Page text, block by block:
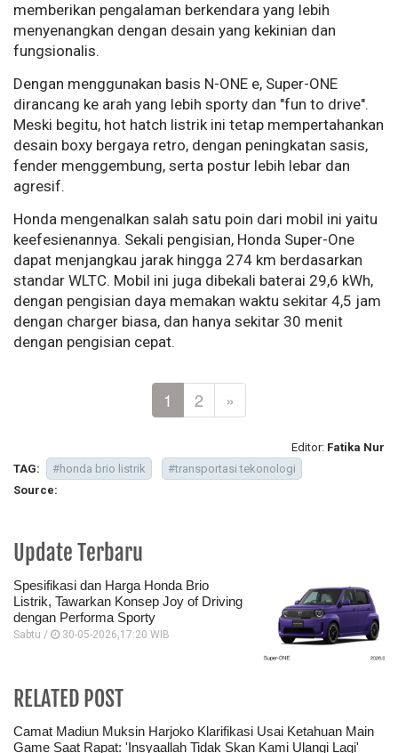
memberikan pengalaman berkendara yang lebih
menyenangkan dengan desain yang kekinian dan
fungsionalis.
Dengan menggunakan basis N-ONE e, Super-ONE
dirancang ke arah yang lebih sporty dan "fun to drive".
Meski begitu, hot hatch listrik ini tetap mempertahankan
desain boxy bergaya retro, dengan peningkatan sasis,
fender menggembung, serta postur lebih lebar dan
agresif.
Honda mengenalkan salah satu poin dari mobil ini yaitu
keefesienannya. Sekali pengisian, Honda Super-One
dapat menjangkau jarak hingga 274 km berdasarkan
standar WLTC. Mobil ini juga dibekali baterai 29,6 kWh,
dengan pengisian daya memakan waktu sekitar 4,5 jam
dengan charger biasa, dan hanya sekitar 30 menit
dengan pengisian cepat.
1 2 »
Editor: Fatika Nur
TAG:
#honda brio listrik
#transportasi tekonologi
Source:
Update Terbaru
Spesifikasi dan Harga Honda Brio
Listrik, Tawarkan Konsep Joy of Driving
dengan Performa Sporty
Sabtu / 30-05-2026,17:20 WIB
RELATED POST
Camat Madiun Muksin Harjoko Klarifikasi Usai Ketahuan Main
Game Saat Rapat: 'Insyaallah Tidak Skan Kami Ulangi Lagi'